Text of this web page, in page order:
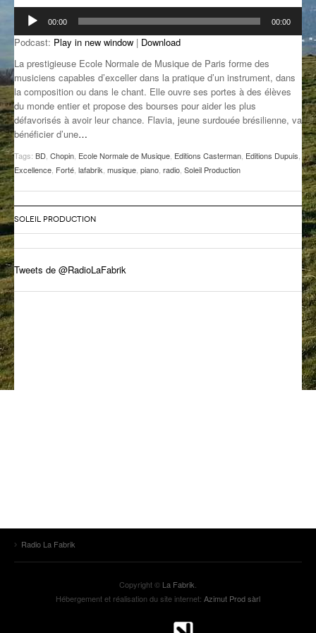
GROOVE N SUN
IL ÉTAIT UNE FOIS
L’ASTUCE DE LA PORTE EN BOIS
LA FABRIK POÉTIK
LA MINUTE LITTÉRAIRE
LA SOUTERRAINE
MUSIQUE DES ANTIPODES
NOS ANCIENS
SONORIK
THEME FORCE
PLUS DE MIX
Lecteur
audio
00:00 00:00
Podcast: Play in new window | Download
La prestigieuse Ecole Normale de Musique de Paris forme des
musiciens capables d’exceller dans la pratique d’un instrument, dans
la composition ou dans le chant. Elle ouvre ses portes à des élèves
du monde entier et propose des bourses pour aider les plus
défavorisés à avoir leur chance. Flavia, jeune surdouée brésilienne, va
bénéficier d’une…
Tags: BD Chopin Ecole Normale de Musique Editions Casterman Editions Dupuis
Excellence Forté lafabrik musique piano radio Soleil Production
SOLEIL PRODUCTION
Tweets de @RadioLaFabrik
Radio La Fabrik
Copyright © La Fabrik
Hébergement et réalisation du site internet: Azimut Prod sàrl